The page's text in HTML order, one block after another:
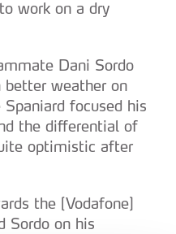
work on a dry
Dani Sordo
weather on
Spaniard focused his
the differential of
optimistic after
the [Vodafone]
Sordo on his